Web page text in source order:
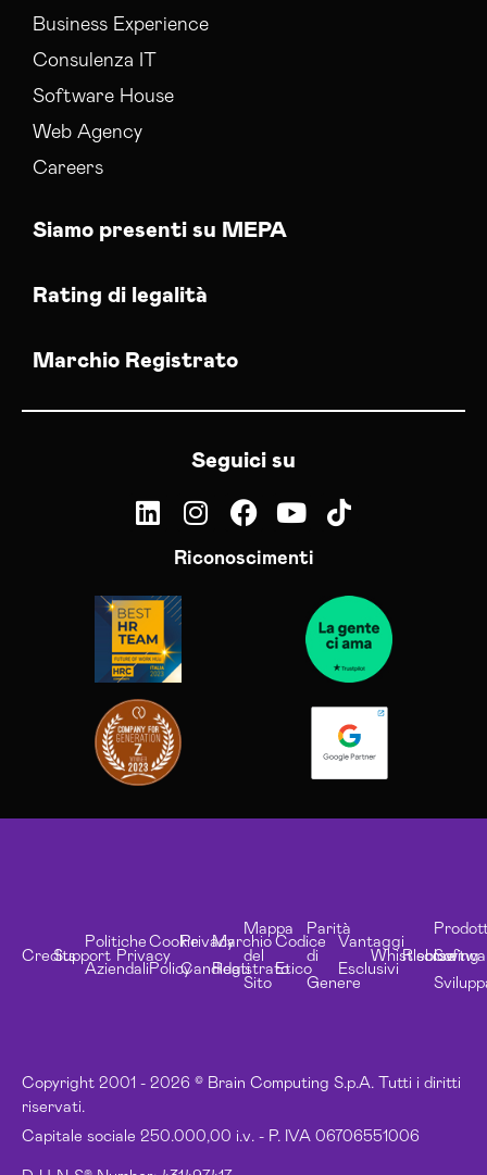
Business Experience
Consulenza IT
Software House
Web Agency
Careers
Siamo presenti su MEPA
Rating di legalità
Marchio Registrato
Seguici su
Riconoscimenti
Copyright 2001 - 2026 © Brain Computing S.p.A. Tutti i diritti
riservati.
Capitale sociale 250.000,00 i.v. - P. IVA 06706551006
CreditsSupport
Politiche
Aziendali
Privacy
Cookie
Policy
Privacy
Candidati
Marchio
Registrato
Mappa
del
Sito
Codice
Etico
Parità
di
Genere
Vantaggi
Esclusivi
Whistleblowing
Risorse